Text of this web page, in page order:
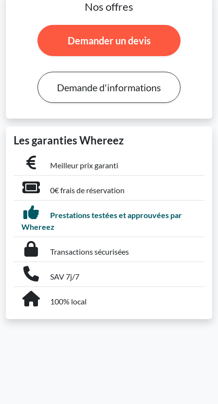
Nos offres
Demander un devis
Demande d'informations
Les garanties Whereez
Meilleur prix garanti
0€ frais de réservation
Prestations testées et approuvées par
Whereez
Transactions sécurisées
SAV 7j/7
100% local